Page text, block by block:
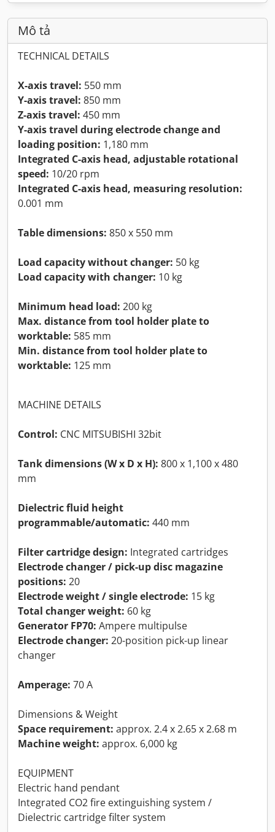
Mô tả
TECHNICAL DETAILS
X-axis travel: 550 mm
Y-axis travel: 850 mm
Z-axis travel: 450 mm
Y-axis travel during electrode change and
loading position: 1,180 mm
Integrated C-axis head, adjustable rotational
speed: 10/20 rpm
Integrated C-axis head, measuring resolution:
0.001 mm
Table dimensions: 850 x 550 mm
Load capacity without changer: 50 kg
Load capacity with changer: 10 kg
Minimum head load: 200 kg
Max. distance from tool holder plate to
worktable: 585 mm
Min. distance from tool holder plate to
worktable: 125 mm
MACHINE DETAILS
Control: CNC MITSUBISHI 32bit
Tank dimensions (W x D x H): 800 x 1,100 x 480
mm
Dielectric fluid height
programmable/automatic: 440 mm
Filter cartridge design: Integrated cartridges
Electrode changer / pick-up disc magazine
positions: 20
Electrode weight / single electrode: 15 kg
Total changer weight: 60 kg
Generator FP70: Ampere multipulse
Electrode changer: 20-position pick-up linear
changer
Amperage: 70 A
Dimensions & Weight
Space requirement: approx. 2.4 x 2.65 x 2.68 m
Machine weight: approx. 6,000 kg
EQUIPMENT
Electric hand pendant
Integrated CO2 fire extinguishing system /
Dielectric cartridge filter system